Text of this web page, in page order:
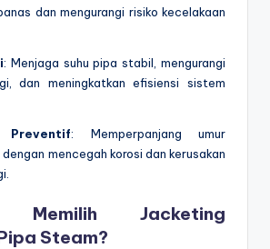
dan mengurangi risiko kecelakaan
: Menjaga suhu pipa stabil, mengurangi
dan meningkatkan efisiensi sistem
Preventif: Memperpanjang umur
mencegah korosi dan kerusakan
Memilih Jacketing
Steam?